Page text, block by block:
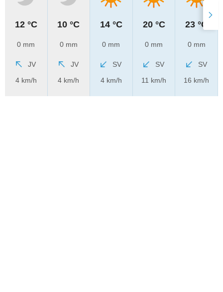
12 °C
0 mm
JV
4 km/h
10 °C
0 mm
JV
4 km/h
14 °C
0 mm
SV
4 km/h
20 °C
0 mm
SV
11 km/h
23 °C
0 mm
SV
16 km/h